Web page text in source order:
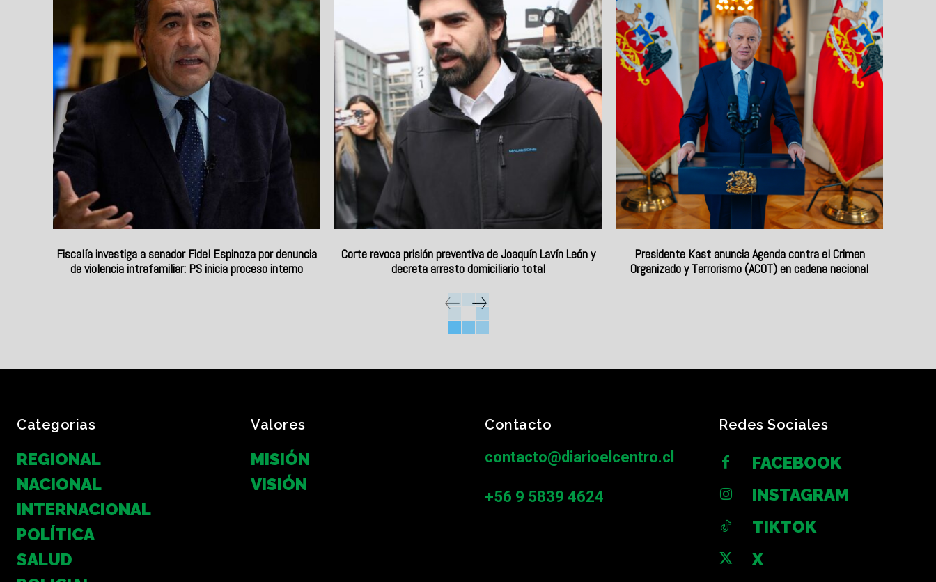
Fiscalía investiga a senador Fidel Espinoza por denuncia
de violencia intrafamiliar: PS inicia proceso interno
Corte revoca prisión preventiva de Joaquín Lavín León y
decreta arresto domiciliario total
Presidente Kast anuncia Agenda contra el Crimen
Organizado y Terrorismo (ACOT) en cadena nacional
Categorias
REGIONAL
NACIONAL
INTERNACIONAL
POLÍTICA
SALUD
Valores
MISIÓN
VISIÓN
Contacto
contacto@diarioelcentro.cl
+56 9 5839 4624
Redes Sociales
FACEBOOK
INSTAGRAM
TIKTOK
X